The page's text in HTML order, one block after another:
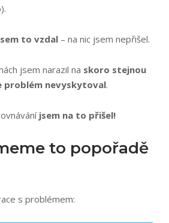
to vzdal – na nic jsem nepřišel.
jsem narazil na skoro stejnou
problém nevyskytoval.
jsem na to přišel!
to popořadě
s problémem: